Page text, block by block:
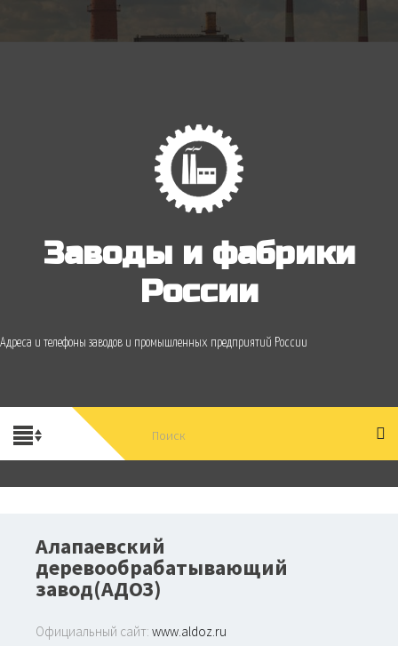
Заводы и фабрики
России
Адреса и телефоны заводов и промышленных предприятий России
Алапаевский
деревообрабатывающий
завод(АДОЗ)
Официальный сайт: www.aldoz.ru